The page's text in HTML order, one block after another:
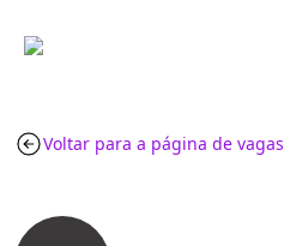
Voltar para a página de vagas